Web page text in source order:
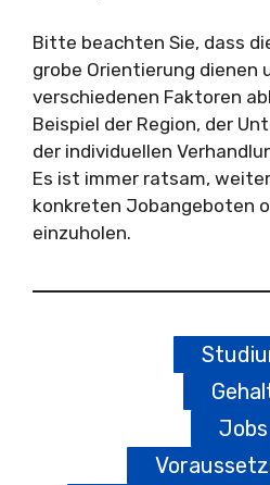
Bitte beachten Sie, dass
grobe Orientierung dienen
verschiedenen Faktoren
Beispiel der Region, der
der individuellen
Es ist immer ratsam,
konkreten Jobangeboten
einzuholen.
Jobs